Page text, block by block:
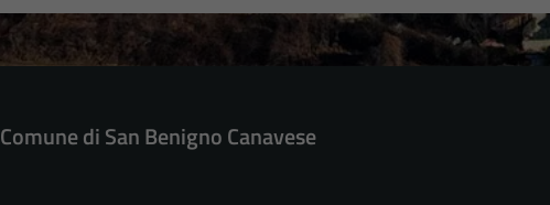
Comune di San Benigno Canavese